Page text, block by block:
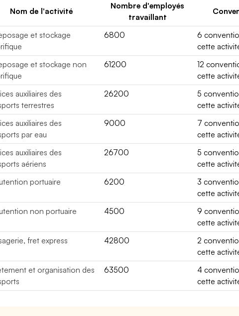
Nom de l'activité
Nombre d'employés
travaillant
et stockage
6800
6
cette
et stockage non
61200
12
cette
auxiliaires des
terrestres
26200
5
cette
auxiliaires des
par eau
9000
7
cette
auxiliaires des
aériens
26700
5
cette
portuaire 6200
3
cette
non portuaire 4500
9
cette
fret express 42800
2
cette
et organisation des
63500
4
cette